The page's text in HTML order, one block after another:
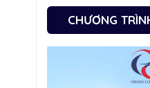
CHƯƠNG